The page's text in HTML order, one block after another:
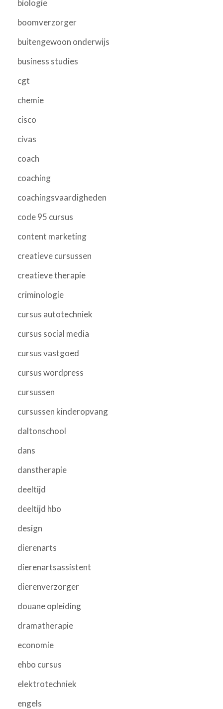
biologie
boomverzorger
buitengewoon onderwijs
business studies
cgt
chemie
cisco
civas
coach
coaching
coachingsvaardigheden
code 95 cursus
content marketing
creatieve cursussen
creatieve therapie
criminologie
cursus autotechniek
cursus social media
cursus vastgoed
cursus wordpress
cursussen
cursussen kinderopvang
daltonschool
dans
danstherapie
deeltijd
deeltijd hbo
design
dierenarts
dierenartsassistent
dierenverzorger
douane opleiding
dramatherapie
economie
ehbo cursus
elektrotechniek
engels